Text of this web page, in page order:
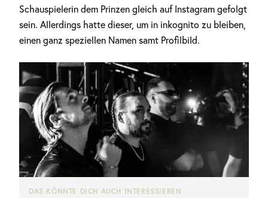
Schauspielerin dem Prinzen gleich auf Instagram gefolgt
sein. Allerdings hatte dieser, um in inkognito zu bleiben,
einen ganz speziellen Namen samt Profilbild.
DAS KÖNNTE DICH AUCH INTERESSIEREN